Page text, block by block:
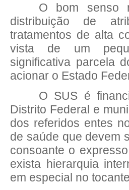
O bom senso
distribuição de
tratamentos de alta
vista de um
significativa parcela
acionar o Estado
O SUS é
Distrito Federal e
dos referidos entes
de saúde que devem
consoante o
exista hierarquia
em especial no